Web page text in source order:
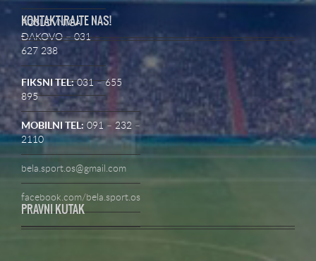
POSLOVNICA
ĐAKOVO – 031
627 238
KONTAKTIRAJTE NAS!
FIKSNI TEL:031 – 655
895
MOBILNI TEL: 091 – 232 –
2110
bela.sport.os@gmail.com
facebook.com/bela.sport.os
PRAVNI KUTAK